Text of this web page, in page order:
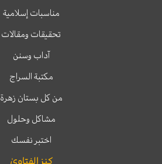
مناسبات إسلامية
تحقيقات ومقالات
آداب وسنن
مكتبة السراج
من كل بستان زهرة
مشاكل وحلول
اختبر نفسك